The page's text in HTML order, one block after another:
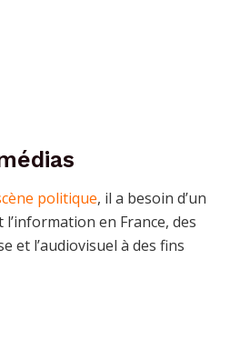
politique, il a besoin d’un
en France, des
et l’audiovisuel à des fins